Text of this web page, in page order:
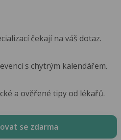
čekají na váš dotaz.
s chytrým kalendářem.
a ověřené tipy od lékařů.
se zdarma